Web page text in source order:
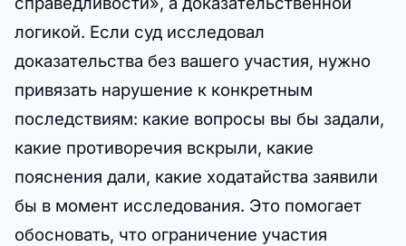
логикой. Если суд исследовал
доказательства без вашего участия, нужно
привязать нарушение к конкретным
последствиям: какие вопросы вы бы задали,
какие противоречия вскрыли, какие
пояснения дали, какие ходатайства заявили
бы в момент исследования. Это помогает
обосновать, что ограничение участия